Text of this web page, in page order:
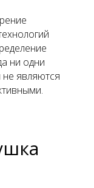
ни одни
являются